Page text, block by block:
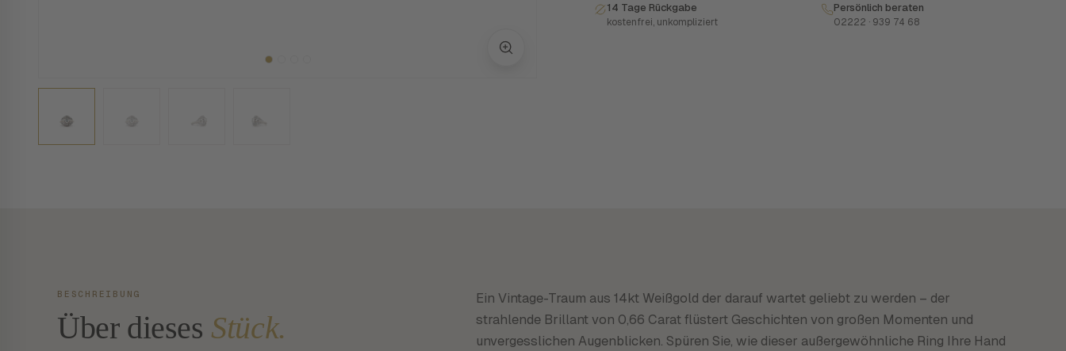
14 Tage Rückgabe
kostenfrei, unkompliziert
Persönlich beraten
02222 · 939 74 68
BESCHREIBUNG
Über dieses Stück.
Ein Vintage-Traum aus 14kt Weißgold der darauf wartet geliebt zu werden – der
strahlende Brillant von 0,66 Carat flüstert Geschichten von großen Momenten und
unvergesslichen Augenblicken. Spüren Sie, wie dieser außergewöhnliche Ring Ihre Hand